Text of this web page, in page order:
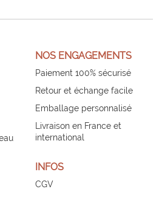
NOS ENGAGEMENTS
Paiement 100% sécurisé
Retour et échange facile
Emballage personnalisé
Livraison en France et
international
INFOS
CGV